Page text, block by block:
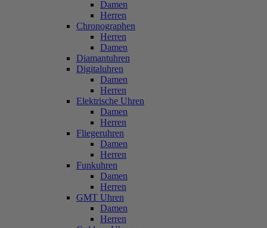
Damen
Herren
Chronographen
Herren
Damen
Diamantuhren
Digitaluhren
Damen
Herren
Elektrische Uhren
Damen
Herren
Fliegeruhren
Damen
Herren
Funkuhren
Damen
Herren
GMT Uhren
Damen
Herren